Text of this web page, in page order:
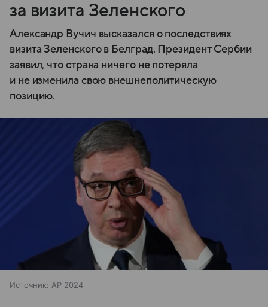
за визита Зеленского
Александр Вучич высказался о последствиях
визита Зеленского в Белград. Президент Сербии
заявил, что страна ничего не потеряла
и не изменила свою внешнеполитическую
позицию.
Источник: AP 2024